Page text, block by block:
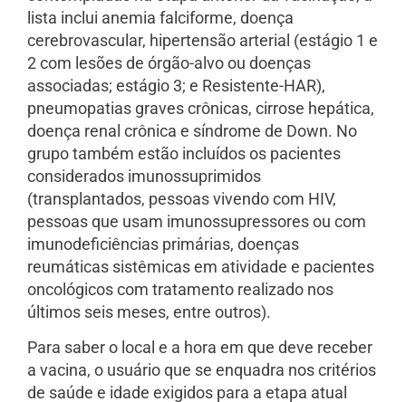
lista inclui anemia falciforme, doença
cerebrovascular, hipertensão arterial (estágio 1 e
2 com lesões de órgão-alvo ou doenças
associadas; estágio 3; e Resistente-HAR),
pneumopatias graves crônicas, cirrose hepática,
doença renal crônica e síndrome de Down. No
grupo também estão incluídos os pacientes
considerados imunossuprimidos
(transplantados, pessoas vivendo com HIV,
pessoas que usam imunossupressores ou com
imunodeficiências primárias, doenças
reumáticas sistêmicas em atividade e pacientes
oncológicos com tratamento realizado nos
últimos seis meses, entre outros).
Para saber o local e a hora em que deve receber
a vacina, o usuário que se enquadra nos critérios
de saúde e idade exigidos para a etapa atual